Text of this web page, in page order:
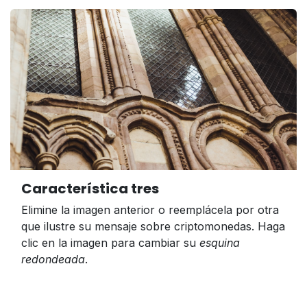
Característica tres
Elimine la imagen anterior o reemplácela por otra
que ilustre su mensaje sobre criptomonedas. Haga
clic en la imagen para cambiar su esquina
redondeada.